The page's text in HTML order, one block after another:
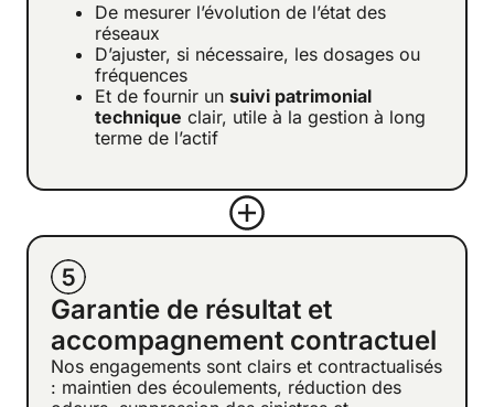
De mesurer l’évolution de l’état des
réseaux
D’ajuster, si nécessaire, les dosages ou
fréquences
Et de fournir un suivi patrimonial
technique clair, utile à la gestion à long
terme de l’actif
Garantie de résultat et
accompagnement contractuel
Nos engagements sont clairs et contractualisés
: maintien des écoulements, réduction des